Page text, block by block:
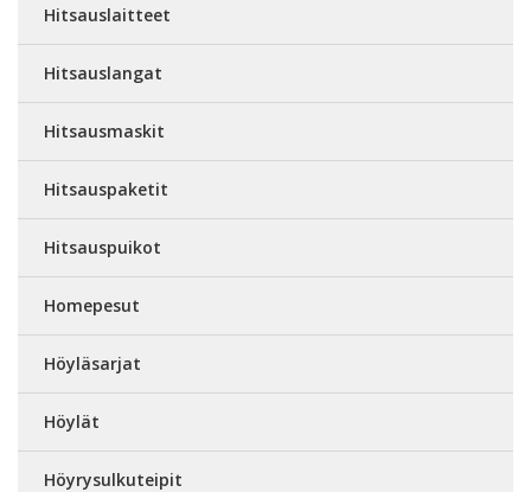
Hitsauslaitteet
Hitsauslangat
Hitsausmaskit
Hitsauspaketit
Hitsauspuikot
Homepesut
Höyläsarjat
Höylät
Höyrysulkuteipit